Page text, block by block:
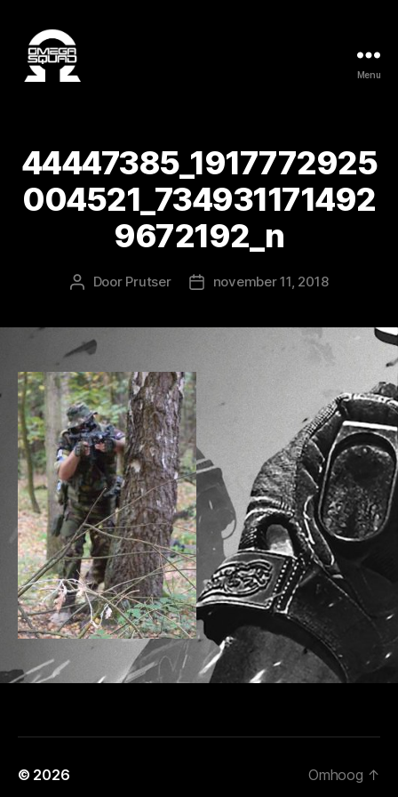
Menu
44447385_1917772925
004521_734931171492
9672192_n
Berichtauteur
Door Prutser Berichtdatum
november 11, 2018
© 2026 Omhoog ↑